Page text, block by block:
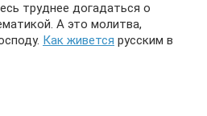
труднее догадаться о
А это молитва,
Как живется русским в